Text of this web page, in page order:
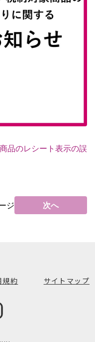
品のレシート表示の誤
ジ 次へ
規約 サイトマップ